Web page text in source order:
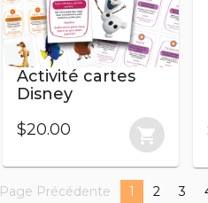
Activité cartes
Disney
$20.00
shopping_cart
Page Précédente pageYou're
1 page
2 3